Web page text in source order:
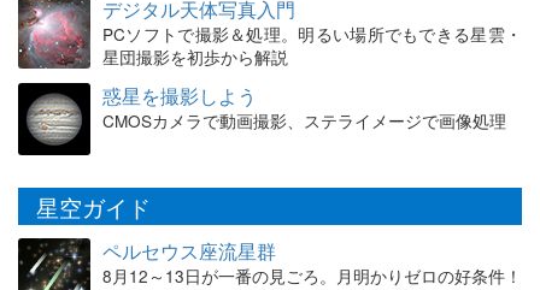
デジタル天体写真入門
PCソフトで撮影＆処理。明るい場所でもできる星雲・
星団撮影を初歩から解説
惑星を撮影しよう
CMOSカメラで動画撮影、ステライメージで画像処理
星空ガイド
ペルセウス座流星群
8月12～13日が一番の見ごろ。月明かりゼロの好条件！